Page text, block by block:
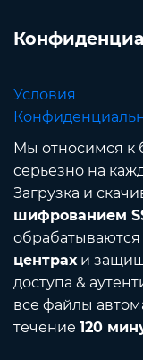
Условия
Мы относимся к
серьезно на
Загрузка и
шифрованием
обрабатываются
центрахи
доступа &
все файлы
течение 120